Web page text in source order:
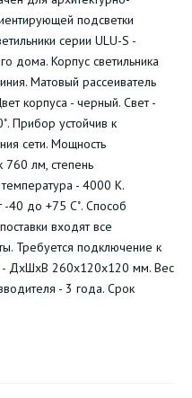
подсветки
серии ULU-S -
дома. Корпус светильника
Матовый рассеиватель
корпуса - черный. Свет -
Прибор устойчив к
сети. Мощность
760 лм, степень
- 4000 К.
-40 до +75 С˚. Способ
входят все
Требуется подключение к
- ДхШхВ 260х120х120 мм. Вес
- 3 года. Срок